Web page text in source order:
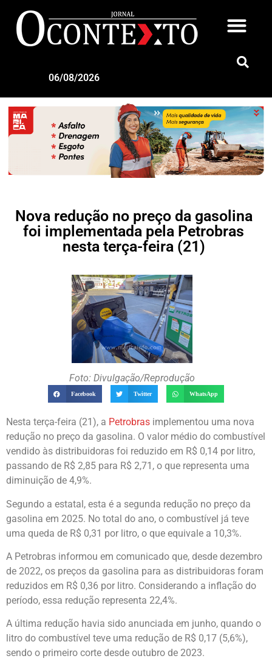
06/08/2026
Nova redução no preço da gasolina
foi implementada pela Petrobras
nesta terça-feira (21)
Foto: Divulgação/Reprodução
Facebook Twitter WhatsApp
Nesta terça-feira (21), a Petrobras implementou uma nova
redução no preço da gasolina. O valor médio do combustível
vendido às distribuidoras foi reduzido em R$ 0,14 por litro,
passando de R$ 2,85 para R$ 2,71, o que representa uma
diminuição de 4,9%.
Segundo a estatal, esta é a segunda redução no preço da
gasolina em 2025. No total do ano, o combustível já teve
uma queda de R$ 0,31 por litro, o que equivale a 10,3%.
A Petrobras informou em comunicado que, desde dezembro
de 2022, os preços da gasolina para as distribuidoras foram
reduzidos em R$ 0,36 por litro. Considerando a inflação do
período, essa redução representa 22,4%.
A última redução havia sido anunciada em junho, quando o
litro do combustível teve uma redução de R$ 0,17 (5,6%),
sendo o primeiro corte desde outubro de 2023.